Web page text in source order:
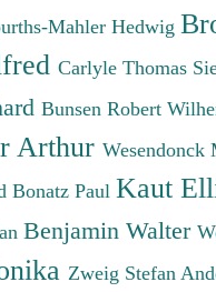
Mahler Hedwig
Carlyle Thomas
Bunsen Robert
Arthur Wesendonck
Bonatz Paul Kaut
Benjamin Walter
Zweig Stefan